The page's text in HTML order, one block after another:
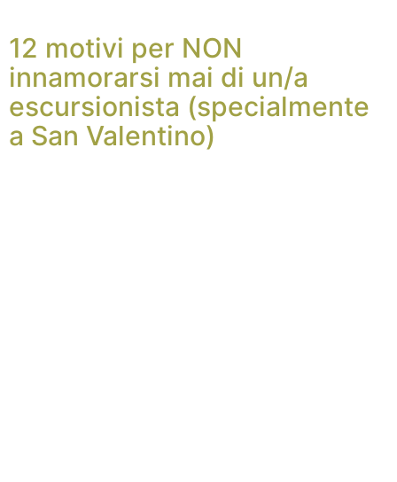
12 motivi per NON
innamorarsi mai di un/a
escursionista (specialmente
a San Valentino)